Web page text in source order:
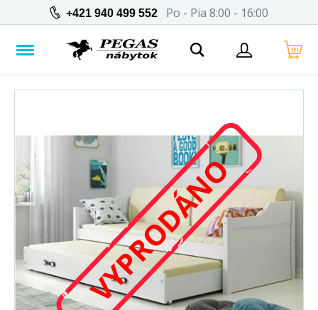
+421 940 499 552 Po - Pia 8:00 - 16:00
VYPRODÁNO